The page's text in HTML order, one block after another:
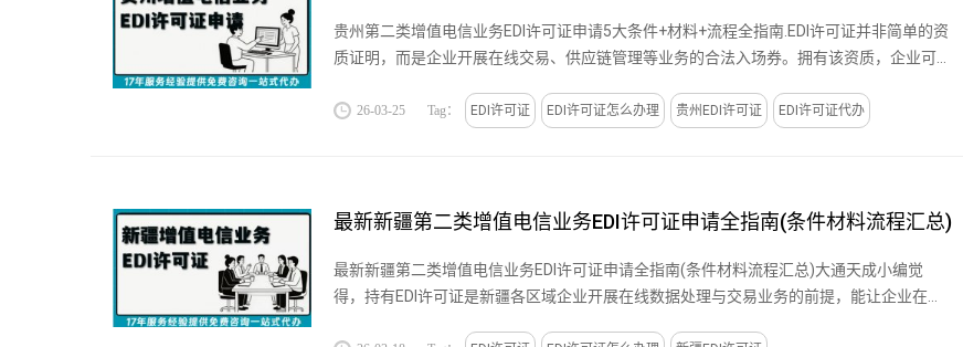
贵州第二类增值电信业务EDI许可证申请5大条件+材料+流程全指南.EDI许可证并非简单的资
质证明，而是企业开展在线交易、供应链管理等业务的合法入场券。拥有该资质，企业可合
26-03-25 Tag： EDI许可证 EDI许可证怎么办理 贵州EDI许可证 EDI许可证代办
最新新疆第二类增值电信业务EDI许可证申请全指南(条件材料流程汇总)
最新新疆第二类增值电信业务EDI许可证申请全指南(条件材料流程汇总)大通天成小编觉
得，持有EDI许可证是新疆各区域企业开展在线数据处理与交易业务的前提，能让企业在合